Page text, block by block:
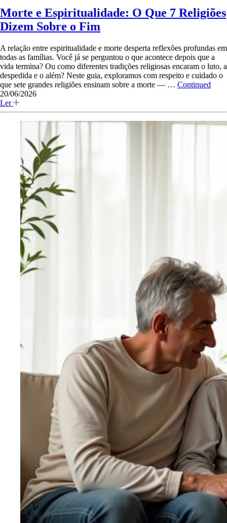
Morte e Espiritualidade: O Que 7 Religiões
Dizem Sobre o Fim
A relação entre espiritualidade e morte desperta reflexões profundas em
todas as famílias. Você já se perguntou o que acontece depois que a
vida termina? Ou como diferentes tradições religiosas encaram o luto, a
despedida e o além? Neste guia, exploramos com respeito e cuidado o
que sete grandes religiões ensinam sobre a morte — … Continued
20/06/2026
Ler